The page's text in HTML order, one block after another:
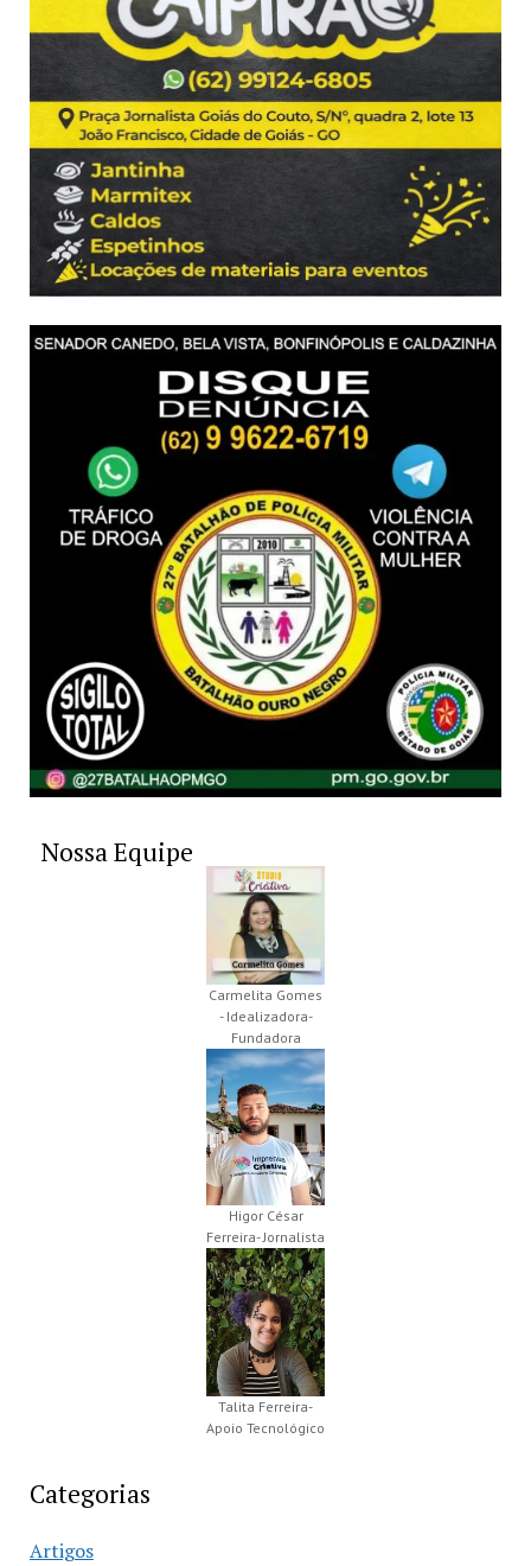
Nossa Equipe
Carmelita Gomes
- Idealizadora-
Fundadora
Higor César
Ferreira- Jornalista
Talita Ferreira-
Apoio Tecnológico
Categorias
Artigos